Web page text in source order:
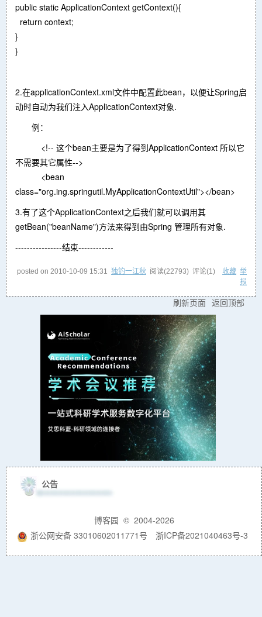
public static ApplicationContext getContext(){
return context;
}
}
2.在applicationContext.xml文件中配置此bean，以便让Spring启
动时自动为我们注入ApplicationContext对象.
例：
<!-- 这个bean主要是为了得到ApplicationContext 所以它
不需要其它属性-->
<bean
class="org.ing.springutil.MyApplicationContextUtil"></bean>
3.有了这个ApplicationContext之后我们就可以调用其
getBean("beanName")方法来得到由Spring 管理所有对象.
----------------结束------------
posted on 2010-10-09 15:31 独钓一江秋 阅读(22793) 评论(1 ) 收藏 举
报
刷新页面 返回顶部
公告
博客园 © 2004-2026
浙公网安备 33010602011771号
浙ICP备2021040463号-3